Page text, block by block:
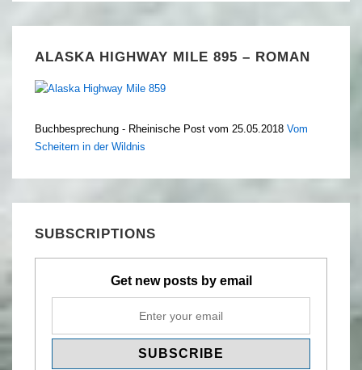
ALASKA HIGHWAY MILE 895 – ROMAN
Buchbesprechung - Rheinische Post vom 25.05.2018 Vom
Scheitern in der Wildnis
SUBSCRIPTIONS
Get new posts by email